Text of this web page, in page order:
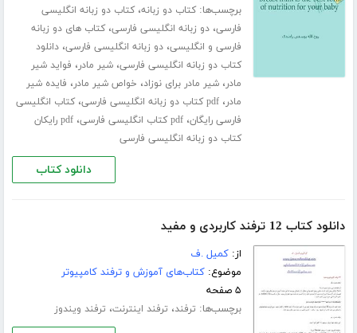
برچسب‌ها:کتاب دو زبانه،کتاب دو زبانه انگلیسی
فارسی،دو زبانه انگلیسی فارسی،کتاب های دو زبانه
فارسی و انگلیسی،دو زبانه انگلیسی فارسی،دانلود
کتاب دو زبانه انگلیسی فارسی،شیر مادر، فواید شیر
مادر،شیر مادر برای نوزاد، خواص شیر مادر، فایده شیر
مادر،pdf کتاب دو زبانه انگلیسی فارسی ،کتاب انگلیسی
فارسی رایگان،pdf کتاب انگلیسی فارسی ،
pdf رایکان
کتاب دو زبانه انگلیسی فارسی
دانلود کتاب
دانلود کتاب 12 ترفند کاربردی و مفید
از:کمیل .ف
موضوع:کتاب‌های آموزش و ترفند کامپیوتر
۵ صفحه
برچسب‌ها: ترفند، ترفند اینترنت، ترفند ویندوز